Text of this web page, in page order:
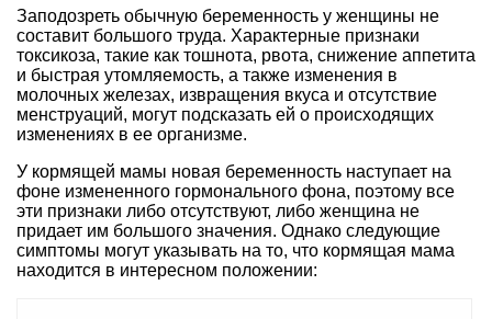
Заподозреть обычную беременность у женщины не
составит большого труда. Характерные признаки
токсикоза, такие как тошнота, рвота, снижение аппетита
и быстрая утомляемость, а также изменения в
молочных железах, извращения вкуса и отсутствие
менструаций, могут подсказать ей о происходящих
изменениях в ее организме.
У кормящей мамы новая беременность наступает на
фоне измененного гормонального фона, поэтому все
эти признаки либо отсутствуют, либо женщина не
придает им большого значения. Однако следующие
симптомы могут указывать на то, что кормящая мама
находится в интересном положении: